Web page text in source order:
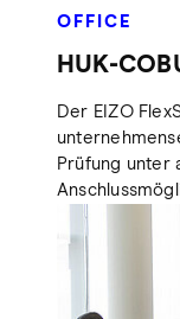
OFFICE
HUK-
Der EIZO
Prüfung unter